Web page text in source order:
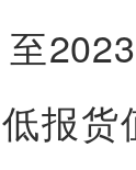
报货